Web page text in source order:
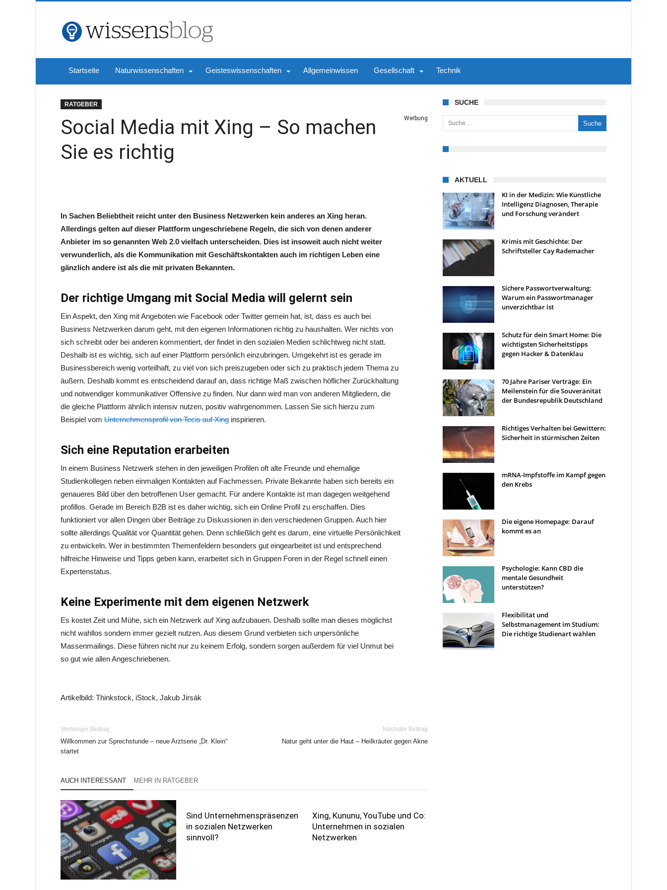
Startseite Naturwissenschaften Geisteswissenschaften Allgemeinwissen Gesellschaft Technik
RATGEBER
Social Media mit Xing – So machen
Sie es richtig
Werbung
In Sachen Beliebtheit reicht unter den Business Netzwerken kein anderes an Xing heran.
Allerdings gelten auf dieser Plattform ungeschriebene Regeln, die sich von denen anderer
Anbieter im so genannten Web 2.0 vielfach unterscheiden. Dies ist insoweit auch nicht weiter
verwunderlich, als die Kommunikation mit Geschäftskontakten auch im richtigen Leben eine
gänzlich andere ist als die mit privaten Bekannten.
Der richtige Umgang mit Social Media will gelernt sein
Ein Aspekt, den Xing mit Angeboten wie Facebook oder Twitter gemein hat, ist, dass es auch bei
Business Netzwerken darum geht, mit den eigenen Informationen richtig zu haushalten. Wer nichts von
sich schreibt oder bei anderen kommentiert, der findet in den sozialen Medien schlichtweg nicht statt.
Deshalb ist es wichtig, sich auf einer Plattform persönlich einzubringen. Umgekehrt ist es gerade im
Businessbereich wenig vorteilhaft, zu viel von sich preiszugeben oder sich zu praktisch jedem Thema zu
äußern. Deshalb kommt es entscheidend darauf an, dass richtige Maß zwischen höflicher Zurückhaltung
und notwendiger kommunikativer Offensive zu finden. Nur dann wird man von anderen Mitgliedern, die
die gleiche Plattform ähnlich intensiv nutzen, positiv wahrgenommen. Lassen Sie sich hierzu zum
Beispiel vom Unternehmensprofil von Tecis auf Xing inspirieren.
Sich eine Reputation erarbeiten
In einem Business Netzwerk stehen in den jeweiligen Profilen oft alte Freunde und ehemalige
Studienkollegen neben einmaligen Kontakten auf Fachmessen. Private Bekannte haben sich bereits ein
genaueres Bild über den betroffenen User gemacht. Für andere Kontakte ist man dagegen weitgehend
profillos. Gerade im Bereich B2B ist es daher wichtig, sich ein Online Profil zu erschaffen. Dies
funktioniert vor allen Dingen über Beiträge zu Diskussionen in den verschiedenen Gruppen. Auch hier
sollte allerdings Qualität vor Quantität gehen. Denn schließlich geht es darum, eine virtuelle Persönlichkeit
zu entwickeln. Wer in bestimmten Themenfeldern besonders gut eingearbeitet ist und entsprechend
hilfreiche Hinweise und Tipps geben kann, erarbeitet sich in Gruppen Foren in der Regel schnell einen
Expertenstatus.
Keine Experimente mit dem eigenen Netzwerk
Es kostet Zeit und Mühe, sich ein Netzwerk auf Xing aufzubauen. Deshalb sollte man dieses möglichst
nicht wahllos sondern immer gezielt nutzen. Aus diesem Grund verbieten sich unpersönliche
Massenmailings. Diese führen nicht nur zu keinem Erfolg, sondern sorgen außerdem für viel Unmut bei
so gut wie allen Angeschriebenen.
Artikelbild: Thinkstock, iStock, Jakub Jirsák
Vorheriger Beitrag
Willkommen zur Sprechstunde – neue Arztserie „Dr. Klein“
startet
Nächster Beitrag
Natur geht unter die Haut – Heilkräuter gegen Akne
AUCH INTERESSANT MEHR IN RATGEBER
Sind Unternehmenspräsenzen
in sozialen Netzwerken
sinnvoll?
Xing, Kununu, YouTube und Co:
Unternehmen in sozialen
Netzwerken
SUCHE
Suche nach:
AKTUELL
KI in der Medizin: Wie Künstliche
Intelligenz Diagnosen, Therapie
und Forschung verändert
Krimis mit Geschichte: Der
Schriftsteller Cay Rademacher
Sichere Passwortverwaltung:
Warum ein Passwortmanager
unverzichtbar ist
Schutz für dein Smart Home: Die
wichtigsten Sicherheitstipps
gegen Hacker & Datenklau
70 Jahre Pariser Verträge: Ein
Meilenstein für die Souveränität
der Bundesrepublik Deutschland
Richtiges Verhalten bei Gewittern:
Sicherheit in stürmischen Zeiten
mRNA-Impfstoffe im Kampf gegen
den Krebs
Die eigene Homepage: Darauf
kommt es an
Psychologie: Kann CBD die
mentale Gesundheit
unterstützen?
Flexibilität und
Selbstmanagement im Studium:
Die richtige Studienart wählen